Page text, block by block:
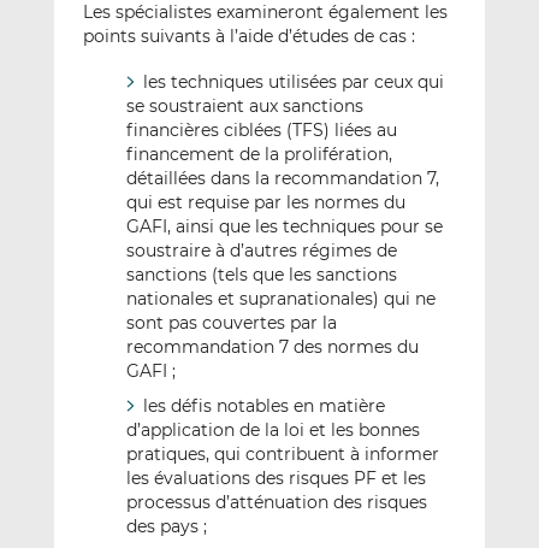
Les spécialistes examineront également les
points suivants à l’aide d’études de cas :
les techniques utilisées par ceux qui
se soustraient aux sanctions
financières ciblées (TFS) liées au
financement de la prolifération,
détaillées dans la recommandation 7,
qui est requise par les normes du
GAFI, ainsi que les techniques pour se
soustraire à d’autres régimes de
sanctions (tels que les sanctions
nationales et supranationales) qui ne
sont pas couvertes par la
recommandation 7 des normes du
GAFI ;
les défis notables en matière
d’application de la loi et les bonnes
pratiques, qui contribuent à informer
les évaluations des risques PF et les
processus d’atténuation des risques
des pays ;